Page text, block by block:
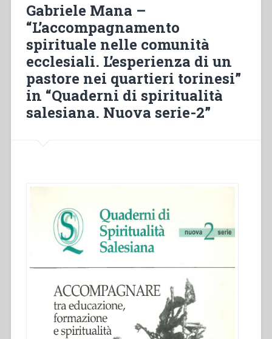
avete
accolto».
Accoglienza
ascolto
nel
cammino
accompagnamento
Nuova
serie-
2””
Gabriele Mana –
“L’accompagnamento
spirituale nelle comunità
ecclesiali. L’esperienza di un
pastore nei quartieri torinesi”
in “Quaderni di spiritualità
salesiana. Nuova serie-2”